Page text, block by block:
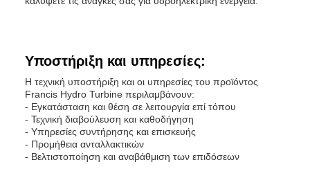
Υποστήριξη και υπηρεσίες:
Η τεχνική υποστήριξη και οι υπηρεσίες του προϊόντος
Francis Hydro Turbine περιλαμβάνουν:
- Εγκατάσταση και θέση σε λειτουργία επί τόπου
- Τεχνική διαβούλευση και καθοδήγηση
- Υπηρεσίες συντήρησης και επισκευής
- Προμήθεια ανταλλακτικών
- Βελτιστοποίηση και αναβάθμιση των επιδόσεων